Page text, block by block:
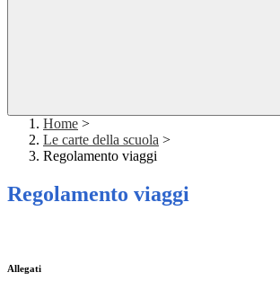
Home >
Le carte della scuola >
Regolamento viaggi
Regolamento viaggi
Allegati